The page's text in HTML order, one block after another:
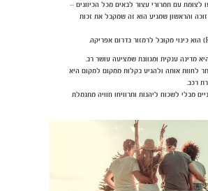
לצומת עם תמרורי עצור לבאים מכל הכיוונים –
והראשון שמגיע הוא זה שמקבל את זכות
מדינה ענקית ומגוונת שמציעה עושר רב.
לחוות אותה ולהגיע בקלות ממקום למקום היא
רכב.
מבלי לשכוח ליהנות ותרוויחו חוויה מתגמלת